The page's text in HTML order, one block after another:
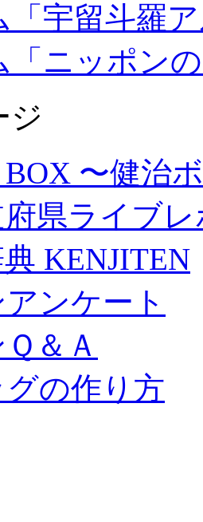
「宇留斗羅
「ニッポン
ジ
〜健治
府県ライブ
KENJITEN
ンケート
＆Ａ
の作り方